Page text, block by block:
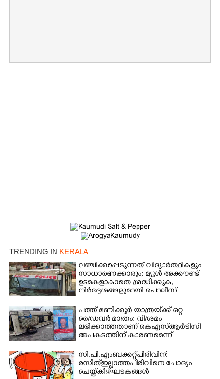
TRENDING IN KERALA
വഞ്ചിക്കപ്പെടുന്നത് വിദ്യാർത്ഥികളും
സാധാരണക്കാരും; മ്യൂൾ അക്കൗണ്ട്
ഉടമകളാകാതെ ശ്രദ്ധിക്കുക,
നിർദ്ദേശങ്ങളുമായി പൊലീസ്
പത്ത് മണിക്കൂർ യാത്രയ്‌ക്ക് ഒറ്റ
ഡ്രൈവർ മാത്രം; വിശ്രമം
ലഭിക്കാത്തതാണ് കെഎസ്‌ആർടിസി
അപകടത്തിന് കാരണമെന്ന്
വിമർശനം
സി.പി.എം ബക്കറ്റ് പിരിവിന്:
രസീത് ഇല്ലാത്ത പിരിവിനെ ചോദ്യം
ചെയ്ത് കീഴ്ഘടകങ്ങൾ
×
Share this link